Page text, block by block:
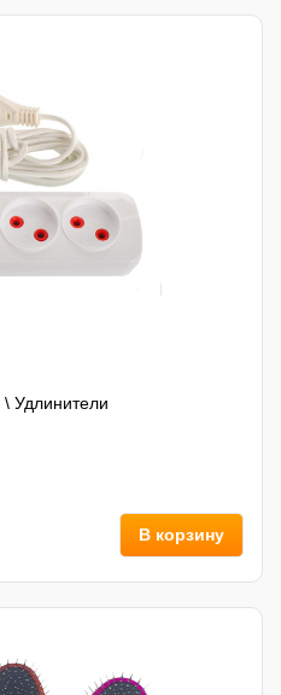
\ Удлинители
В корзину